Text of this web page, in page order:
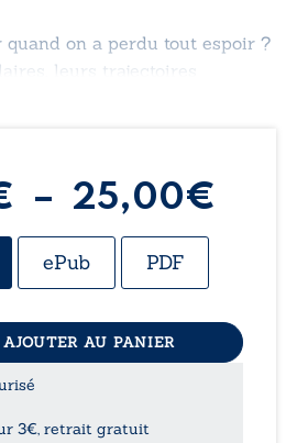
on a perdu tout espoir ?
leurs trajectoires
?
– 25,00€
ePub PDF
AJOUTER AU PANIER
3€, retrait gratuit